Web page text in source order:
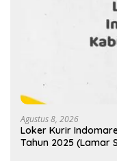
Agustus 8, 2026
Loker Kurir
Tahun 2025 (Lamar